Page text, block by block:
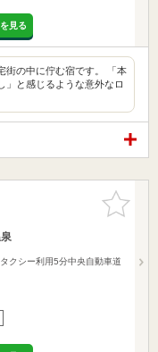
見る
街の中に佇む宿です。 「本
」と感じるような意外なロ
お気に入
りに追加
クシー利用5分中央自動車道